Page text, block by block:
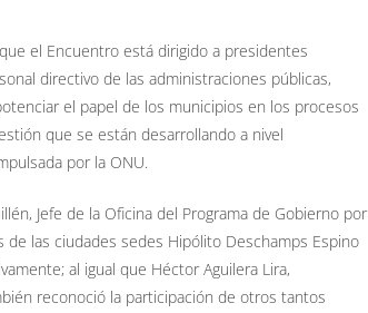
el Encuentro está dirigido a presidentes
directivo de las administraciones públicas,
el papel de los municipios en los procesos
que se están desarrollando a nivel
por la ONU.
Jefe de la Oficina del Programa de Gobierno por
las ciudades sedes Hipólito Deschamps Espino
al igual que Héctor Aguilera Lira,
reconoció la participación de otros tantos